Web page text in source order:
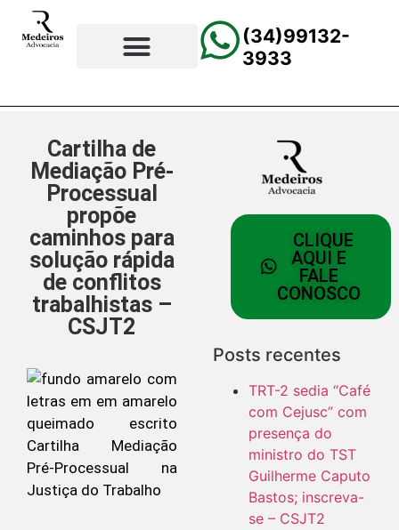
(34)99132-
3933
Cartilha de
Mediação Pré-
Processual
propõe
caminhos para
solução rápida
de conflitos
trabalhistas –
CSJT2
CLIQUE
AQUI E
FALE
CONOSCO
Posts recentes
TRT-2 sedia “Café
com Cejusc” com
presença do
ministro do TST
Guilherme Caputo
Bastos; inscreva-
se – CSJT2